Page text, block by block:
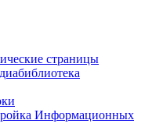
страницы
Информационных